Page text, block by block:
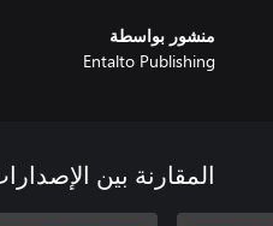
منشور بواسطة
Entalto Publishing
المقارنة بين